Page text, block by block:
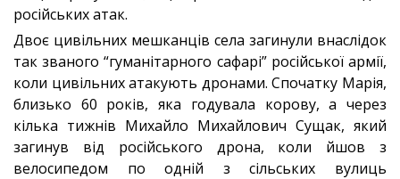
російських атак.
Двоє цивільних мешканців села загинули внаслідок
так званого “гуманітарного сафарі” російської армії,
коли цивільних атакують дронами. Спочатку Марія,
близько 60 років, яка годувала корову, а через
кілька тижнів Михайло Михайлович Сущак, який
загинув від російського дрона, коли йшов з
велосипедом по одній з сільських вулиць